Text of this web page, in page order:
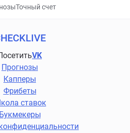
Точный счет
VK
Прогнозы
Капперы
Фрибеты
ставок
Букмекеры